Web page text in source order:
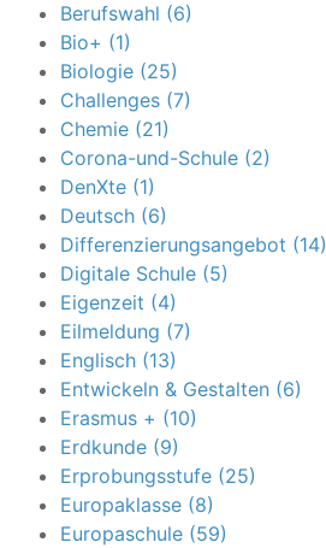
Berufswahl (6)
Bio+ (1)
Biologie (25)
Challenges (7)
Chemie (21)
Corona-und-Schule (2)
DenXte (1)
Deutsch (6)
Differenzierungsangebot (14)
Digitale Schule (5)
Eigenzeit (4)
Eilmeldung (7)
Englisch (13)
Entwickeln & Gestalten (6)
Erasmus + (10)
Erdkunde (9)
Erprobungsstufe (25)
Europaklasse (8)
Europaschule (59)